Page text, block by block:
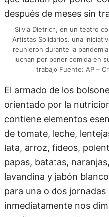
Silvia Dietrich, en un teatro
Artistas Solidarios. una
reunieron durante la
luchan por poner comida en
trabajo Fuente: AP –
El armado de los
orientado por la
contiene elementos
de tomate, leche,
lata, arroz, fideos,
papas, batatas,
lavandina y jabón
para una o dos
inmediatamente nos